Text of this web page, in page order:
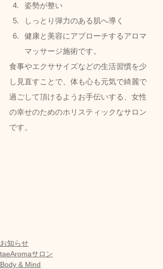
姿勢が整い
しっとり弾力のある肌へ導く
健康と美容にアプローチするアロマ
マッサージ施術です。
食事やエクササイズなどの生活習慣を少
し見直すことで、体も心も元気で綺麗で
過ごして頂けるようお手伝いする、女性
の幸せのためのホリスティックなサロン
です。
お知らせ
taeAromaサロン
Body & Mind